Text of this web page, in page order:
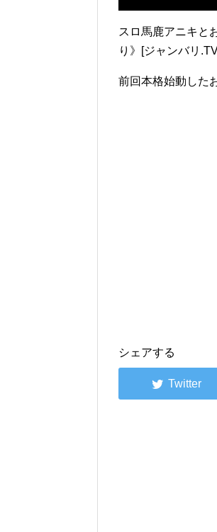
スロ馬鹿アニキと
り》[ジャンバリ
前回本格始動した
シェアする